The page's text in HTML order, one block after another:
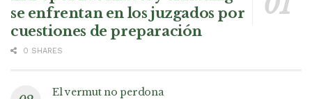
se enfrentan en los juzgados por
cuestiones de preparación
0 SHARES
El vermut no perdona